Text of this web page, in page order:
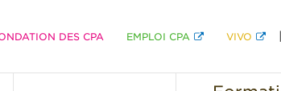
DES CPA EMPLOI CPA VIVO